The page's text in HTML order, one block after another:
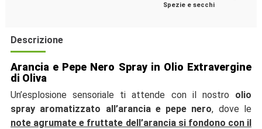
Spezie e secchi
Descrizione
Arancia e Pepe Nero Spray in Olio Extravergine
di Oliva
Un’esplosione sensoriale ti attende con il nostro olio
spray aromatizzato all’arancia e pepe nero, dove le
note agrumate e fruttate dell’arancia si fondono con il